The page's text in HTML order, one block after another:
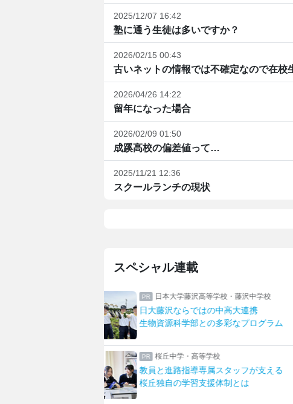
2025/12/07 16:42
塾に通う生徒は多いですか？
2026/02/15 00:43
古いネットの情報では不確定なので在校
2026/04/26 14:22
留年になった場合
2026/02/09 01:50
成蹊高校の偏差値って…
2025/11/21 12:36
スクールランチの現状
スペシャル連載
共立女子第二中学校高等学校
何事にも挑戦！双子姉妹の学校生
部活に留学も！なりたいを叶える
八王子学園八王子中学校・高等学校
一橋大・東京科学大に合格！
先生とマンツーマンで描く未来